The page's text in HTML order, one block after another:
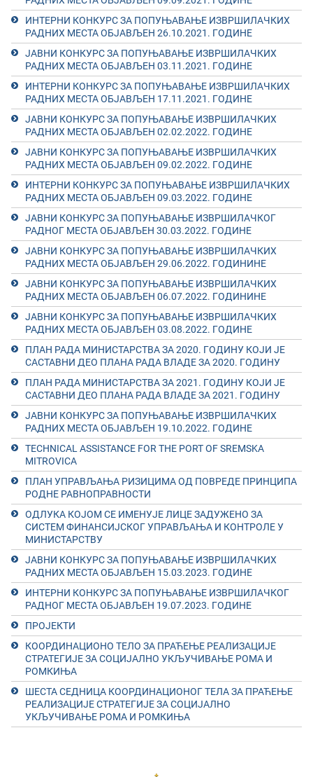
ИНТЕРНИ КОНКУРС ЗА ПОПУЊАВАЊЕ ИЗВРШИЛАЧКИХ
РАДНИХ МЕСТА ОБЈАВЉЕН 26.10.2021. ГОДИНЕ
ЈАВНИ КОНКУРС ЗА ПОПУЊАВАЊЕ ИЗВРШИЛАЧКИХ
РАДНИХ МЕСТА ОБЈАВЉЕН 03.11.2021. ГОДИНЕ
ИНТЕРНИ КОНКУРС ЗА ПОПУЊАВАЊЕ ИЗВРШИЛАЧКИХ
РАДНИХ МЕСТА ОБЈАВЉЕН 17.11.2021. ГОДИНЕ
ЈАВНИ КОНКУРС ЗА ПОПУЊАВАЊЕ ИЗВРШИЛАЧКИХ
РАДНИХ МЕСТА ОБЈАВЉЕН 02.02.2022. ГОДИНЕ
ЈАВНИ КОНКУРС ЗА ПОПУЊАВАЊЕ ИЗВРШИЛАЧКИХ
РАДНИХ МЕСТА ОБЈАВЉЕН 09.02.2022. ГОДИНЕ
ИНТЕРНИ КОНКУРС ЗА ПОПУЊАВАЊЕ ИЗВРШИЛАЧКИХ
РАДНИХ МЕСТА ОБЈАВЉЕН 09.03.2022. ГОДИНЕ
ЈАВНИ КОНКУРС ЗА ПОПУЊАВАЊЕ ИЗВРШИЛАЧКОГ
РАДНОГ МЕСТА ОБЈАВЉЕН 30.03.2022. ГОДИНЕ
ЈАВНИ КОНКУРС ЗА ПОПУЊАВАЊЕ ИЗВРШИЛАЧКИХ
РАДНИХ МЕСТА ОБЈАВЉЕН 29.06.2022. ГОДИНИНЕ
ЈАВНИ КОНКУРС ЗА ПОПУЊАВАЊЕ ИЗВРШИЛАЧКИХ
РАДНИХ МЕСТА ОБЈАВЉЕН 06.07.2022. ГОДИНИНЕ
ЈАВНИ КОНКУРС ЗА ПОПУЊАВАЊЕ ИЗВРШИЛАЧКИХ
РАДНИХ МЕСТА ОБЈАВЉЕН 03.08.2022. ГОДИНЕ
ПЛАН РАДА МИНИСТАРСТВА ЗА 2020. ГОДИНУ КОЈИ ЈЕ
САСТАВНИ ДЕО ПЛАНА РАДА ВЛАДЕ ЗА 2020. ГОДИНУ
ПЛАН РАДА МИНИСТАРСТВА ЗА 2021. ГОДИНУ КОЈИ ЈЕ
САСТАВНИ ДЕО ПЛАНА РАДА ВЛАДЕ ЗА 2021. ГОДИНУ
ЈАВНИ КОНКУРС ЗА ПОПУЊАВАЊЕ ИЗВРШИЛАЧКИХ
РАДНИХ МЕСТА ОБЈАВЉЕН 19.10.2022. ГОДИНЕ
TECHNICAL ASSISTANCE FOR THE PORT OF SREMSKA
MITROVICA
ПЛАН УПРАВЉАЊА РИЗИЦИМА ОД ПОВРЕДЕ ПРИНЦИПА
РОДНЕ РАВНОПРАВНОСТИ
ОДЛУКА КОЈОМ СЕ ИМЕНУЈЕ ЛИЦЕ ЗАДУЖЕНО ЗА
СИСТЕМ ФИНАНСИЈСКОГ УПРАВЉАЊА И КОНТРОЛЕ У
МИНИСТАРСТВУ
ЈАВНИ КОНКУРС ЗА ПОПУЊАВАЊЕ ИЗВРШИЛАЧКИХ
РАДНИХ МЕСТА ОБЈАВЉЕН 15.03.2023. ГОДИНЕ
ИНТЕРНИ КОНКУРС ЗА ПОПУЊАВАЊЕ ИЗВРШИЛАЧКОГ
РАДНОГ МЕСТА ОБЈАВЉЕН 19.07.2023. ГОДИНЕ
ПРОЈЕКТИ
КООРДИНАЦИОНО ТЕЛО ЗА ПРАЋЕЊЕ РЕАЛИЗАЦИЈЕ
СТРАТЕГИЈЕ ЗА СОЦИЈАЛНО УКЉУЧИВАЊЕ РОМА И
РОМКИЊА
ШЕСТА СЕДНИЦА КООРДИНАЦИОНОГ ТЕЛА ЗА ПРАЋЕЊЕ
РЕАЛИЗАЦИЈЕ СТРАТЕГИЈЕ ЗА СОЦИЈАЛНО
УКЉУЧИВАЊЕ РОМА И РОМКИЊА